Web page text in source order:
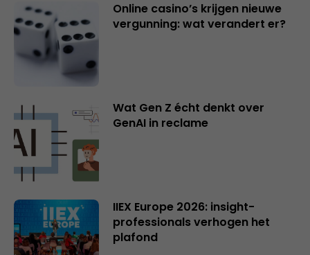
Online casino’s krijgen nieuwe
vergunning: wat verandert er?
Wat Gen Z écht denkt over
GenAI in reclame
IIEX Europe 2026: insight-
professionals verhogen het
plafond